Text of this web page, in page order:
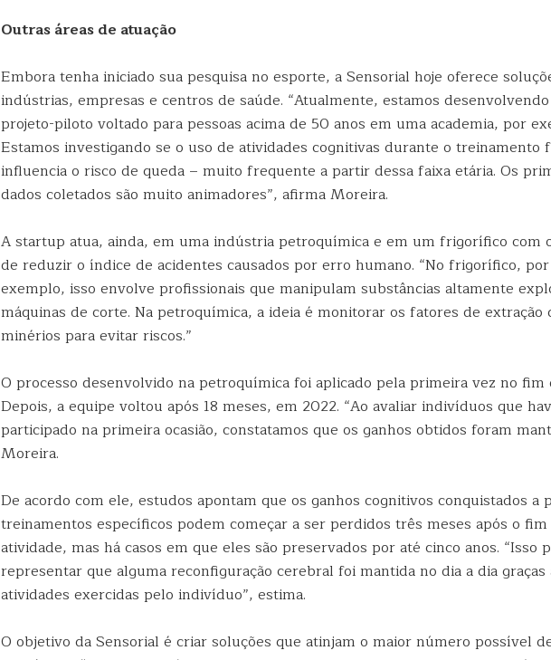
Outras áreas de atuação
Embora tenha iniciado sua pesquisa no esporte, a Sensorial hoje oferece
indústrias, empresas e centros de saúde. “Atualmente, estamos
projeto-piloto voltado para pessoas acima de 50 anos em uma academia, por
Estamos investigando se o uso de atividades cognitivas durante o treinamento
influencia o risco de queda – muito frequente a partir dessa faixa etária. Os
dados coletados são muito animadores”, afirma Moreira.
A startup atua, ainda, em uma indústria petroquímica e em um frigorífico com
de reduzir o índice de acidentes causados por erro humano. “No frigorífico, por
exemplo, isso envolve profissionais que manipulam substâncias altamente
máquinas de corte. Na petroquímica, a ideia é monitorar os fatores de extração
minérios para evitar riscos.”
O processo desenvolvido na petroquímica foi aplicado pela primeira vez no fim
Depois, a equipe voltou após 18 meses, em 2022. “Ao avaliar indivíduos que
participado na primeira ocasião, constatamos que os ganhos obtidos foram
Moreira.
De acordo com ele, estudos apontam que os ganhos cognitivos conquistados a
treinamentos específicos podem começar a ser perdidos três meses após o fim
atividade, mas há casos em que eles são preservados por até cinco anos. “Isso
representar que alguma reconfiguração cerebral foi mantida no dia a dia graças
atividades exercidas pelo indivíduo”, estima.
O objetivo da Sensorial é criar soluções que atinjam o maior número possível